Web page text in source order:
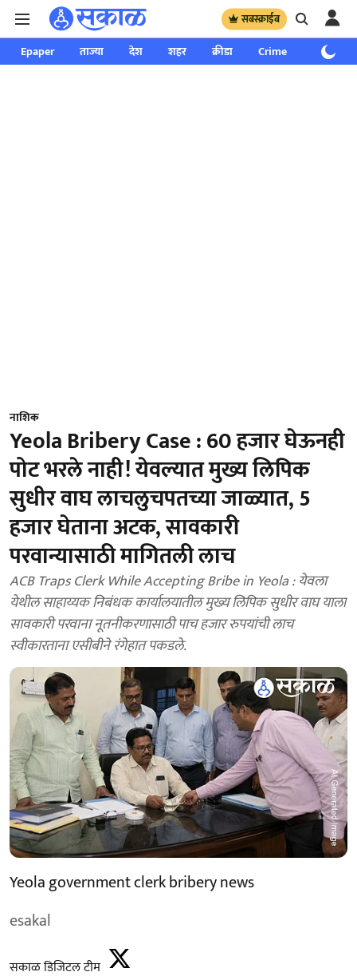
सबस्क्राईब
Epaper ताज्या देश शहर क्रीडा Crime साप्ताहिक
नाशिक
Yeola Bribery Case : 60 हजार घेऊनही
पोट भरले नाही! येवल्यात मुख्य लिपिक
सुधीर वाघ लाचलुचपतच्या जाळ्यात, 5
हजार घेताना अटक, सावकारी
परवान्यासाठी मागितली लाच
ACB Traps Clerk While Accepting Bribe in Yeola : येवला
येथील साहाय्यक निबंधक कार्यालयातील मुख्य लिपिक सुधीर वाघ याला
सावकारी परवाना नूतनीकरणासाठी पाच हजार रुपयांची लाच
स्वीकारताना एसीबीने रंगेहात पकडले.
Yeola government clerk bribery news
esakal
सकाळ डिजिटल टीम